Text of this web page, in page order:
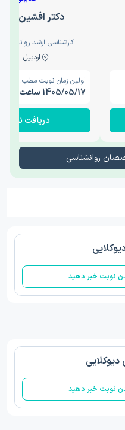
دکتر افشین
کارشناسی ارشد
اردبیل - والی
اولین زمان نوبت مطب:
1405/05/17 ساعت 15:00
دریافت نوبت
روانشناسی
نوبت خبر دهید
نوبت خبر دهید